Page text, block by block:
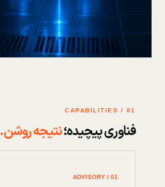
01 / CAPABILITIES
فناوری پیچیده؛نتیجه روشن.
01 / ADVISORY